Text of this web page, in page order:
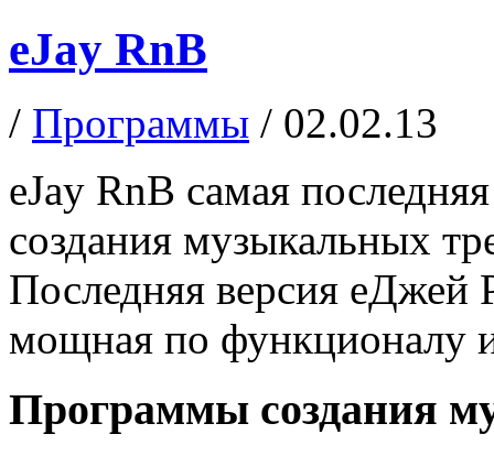
eJay RnB
/ Программы / 02.02.13
eJay RnB самая
создания музыкальных
Последняя версия еДжей
мощная по функционалу
Программы создания